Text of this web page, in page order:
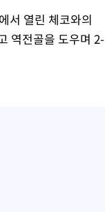
서 열린 체코와의
역전골을 도우며 2-